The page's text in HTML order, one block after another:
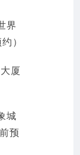
界
）
厦
城
预